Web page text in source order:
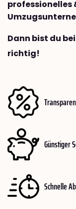
professionelles
Dann bist du
richtig!
Günstiger
Schnelle